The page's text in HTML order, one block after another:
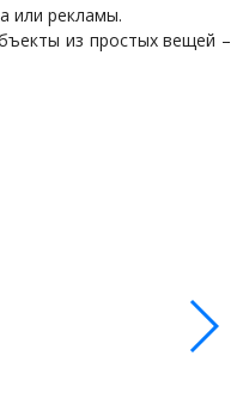
или рекламы.
из простых вещей –